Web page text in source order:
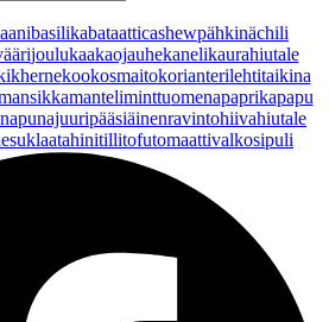
basilikabataatticashewpähkinächili
joulukaakaojauhekanelikaurahiutale
kookosmaitokorianterilehtitaikina
manteliminttuomenapaprikapapu
punajuuripääsiäinenravintohiivahiutale
suklaatahinitillitofutomaattivalkosipuli